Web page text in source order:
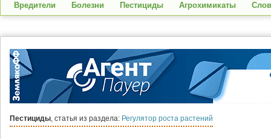
Вредители Болезни Пестициды Агрохимикаты
Пестициды, статья из раздела: Регулятор роста растений